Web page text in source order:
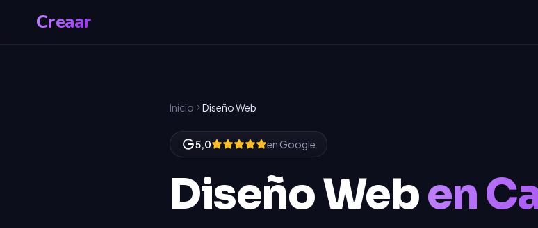
Creaar
Inicio Diseño Web
5,0 en Google
Diseño Weben